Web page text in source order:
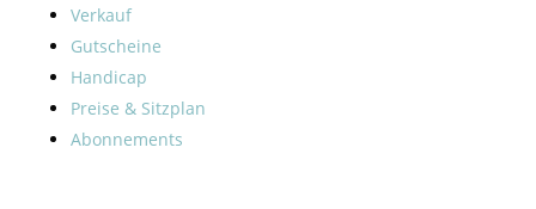
Verkauf
Gutscheine
Handicap
Preise & Sitzplan
Abonnements